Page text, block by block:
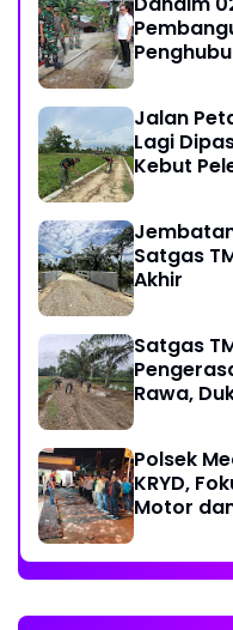
Jalan
Lagi
Kebut
Satgas
Akhir
Satgas
Rawa,
Polsek
KRYD,
Motor